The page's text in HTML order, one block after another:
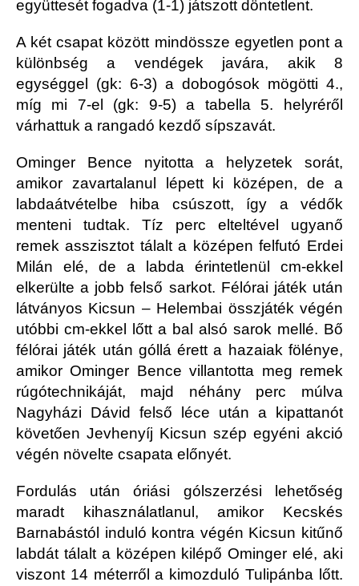
együttesét fogadva (1-1) játszott döntetlent.
A két csapat között mindössze egyetlen pont a
különbség a vendégek javára, akik 8
egységgel (gk: 6-3) a dobogósok mögötti 4.,
míg mi 7-el (gk: 9-5) a tabella 5. helyréről
várhattuk a rangadó kezdő sípszavát.
Ominger Bence nyitotta a helyzetek sorát,
amikor zavartalanul lépett ki középen, de a
labdaátvételbe hiba csúszott, így a védők
menteni tudtak. Tíz perc elteltével ugyanő
remek asszisztot tálalt a középen felfutó Erdei
Milán elé, de a labda érintetlenül cm-ekkel
elkerülte a jobb felső sarkot. Félórai játék után
látványos Kicsun – Helembai összjáték végén
utóbbi cm-ekkel lőtt a bal alsó sarok mellé. Bő
félórai játék után góllá érett a hazaiak fölénye,
amikor Ominger Bence villantotta meg remek
rúgótechnikáját, majd néhány perc múlva
Nagyházi Dávid felső léce után a kipattanót
követően Jevhenyíj Kicsun szép egyéni akció
végén növelte csapata előnyét.
Fordulás után óriási gólszerzési lehetőség
maradt kihasználatlanul, amikor Kecskés
Barnabástól induló kontra végén Kicsun kitűnő
labdát tálalt a középen kilépő Ominger elé, aki
viszont 14 méterről a kimozduló Tulipánba lőtt.